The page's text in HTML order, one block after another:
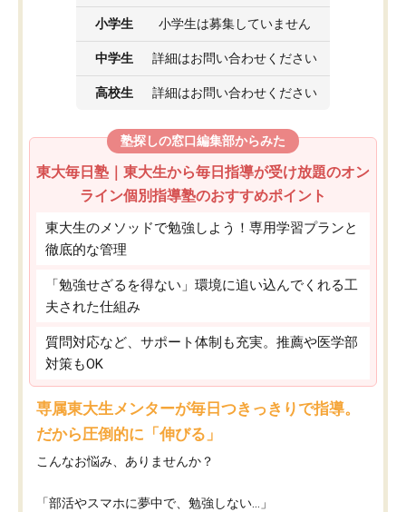
小学生 小学生は募集していません
中学生 詳細はお問い合わせください
高校生 詳細はお問い合わせください
塾探しの窓口編集部からみた
東大毎日塾｜東大生から毎日指導が受け放題のオン
ライン個別指導塾のおすすめポイント
東大生のメソッドで勉強しよう！専用学習プランと
徹底的な管理
「勉強せざるを得ない」環境に追い込んでくれる工
夫された仕組み
質問対応など、サポート体制も充実。推薦や医学部
対策もOK
専属東大生メンターが毎日つきっきりで指導。
だから圧倒的に「伸びる」
こんなお悩み、ありませんか？
「部活やスマホに夢中で、勉強しない…」